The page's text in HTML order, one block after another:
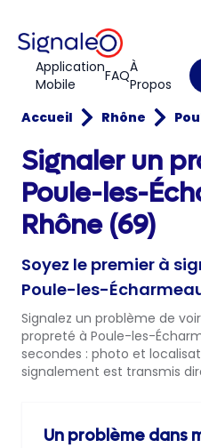
Application
Mobile
FAQÀ
Propos
Accueil Rhône
Signaler un
Poule-les-
Rhône (69)
Soyez le premier à
Poule-les-
Signalez un problème de
propreté à Poule-les-
secondes : photo et
signalement est transmis
Un problème dans